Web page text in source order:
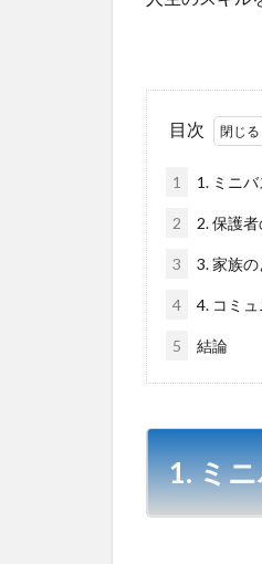
目次
1 1. ミニ
2 2. 保護
3 3. 家族
4 4. コミ
5 結論
1. ミ